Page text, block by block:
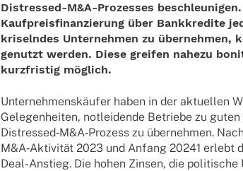
Distressed‑M&A‑Prozesses
Kauf­preis­fi­nan­zie­rung über Bank­kre­dite
kriseln­des Unter­neh­men zu über­neh­men,
genutzt werden. Diese grei­fen nahezu
kurz­fris­tig möglich.
Unter­neh­mens­käu­fer haben in der aktu­el­len
Gele­gen­hei­ten, notlei­dende Betriebe zu
Distressed‑M&A‑Prozess zu über­neh­men.
M&A‑Aktivität 2023 und Anfang 20241 erlebt
Deal-Anstieg. Die hohen Zinsen, die